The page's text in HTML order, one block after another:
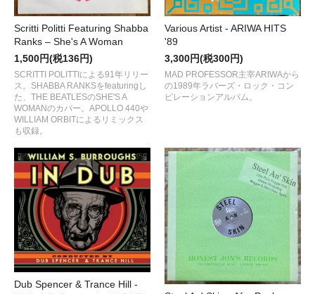
Scritti Politti Featuring Shabba
Ranks – She's A Woman
1,500円(税136円)
SCRITTI POLITTIによる91年リリー
ス。SHABBA RANKSをfeaturingし
た、THE BEATLESのSHE'S A
WOMANのカバー。APOLLO 440や
WILLIAM ORBITによるリミックス
も収録。
Various Artist - ARIWA HITS
'89
3,300円(税300円)
MAD PROFESSOR主宰ARIWAから
の1989年ラバーズ・ロック・コン
ピレーションアルバム。
Dub Spencer & Trance Hill -